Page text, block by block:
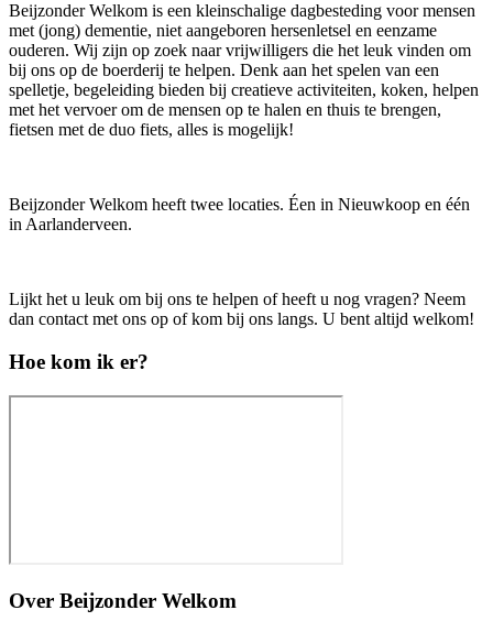
Beijzonder Welkom is een kleinschalige dagbesteding voor mensen
met (jong) dementie, niet aangeboren hersenletsel en eenzame
ouderen. Wij zijn op zoek naar vrijwilligers die het leuk vinden om
bij ons op de boerderij te helpen. Denk aan het spelen van een
spelletje, begeleiding bieden bij creatieve activiteiten, koken, helpen
met het vervoer om de mensen op te halen en thuis te brengen,
fietsen met de duo fiets, alles is mogelijk!
Beijzonder Welkom heeft twee locaties. Éen in Nieuwkoop en één
in Aarlanderveen.
Lijkt het u leuk om bij ons te helpen of heeft u nog vragen? Neem
dan contact met ons op of kom bij ons langs. U bent altijd welkom!
Hoe kom ik er?
Over Beijzonder Welkom